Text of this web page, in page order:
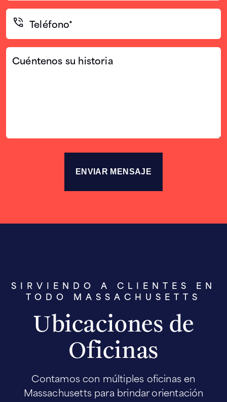
(Required)
Teléfono*
(Required)
Cuéntenos
su
SIRVIENDO A CLIENTES EN
TODO MASSACHUSETTS
Ubicaciones de
Oficinas
Contamos con múltiples oficinas en
Massachusetts para brindar orientación